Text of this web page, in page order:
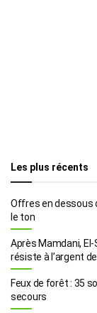
Les plus récents
Offres en dessous
le ton
Après Mamdani,
résiste à l’argent de
Feux de forêt : 35
secours